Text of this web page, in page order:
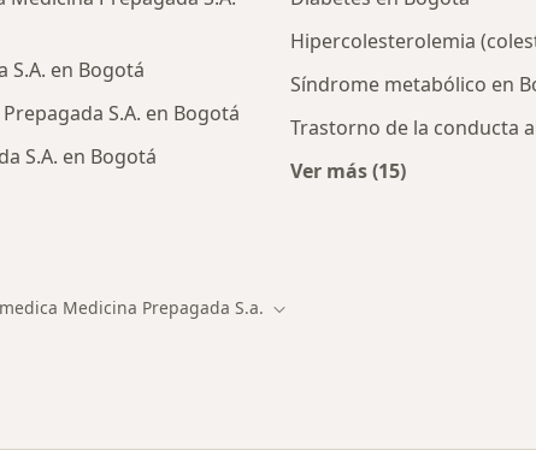
S.A. en Bogotá
S.A. en Bogotá
S.A. en Bogotá
Hipercolesterolemia
Síndrome metabólico en
Trastorno de la conducta
Ver más (15)
Medicina Prepagada S.a. Cambiar de ciudad